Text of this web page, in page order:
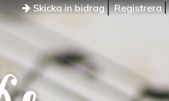
Skicka in bidrag Registrera